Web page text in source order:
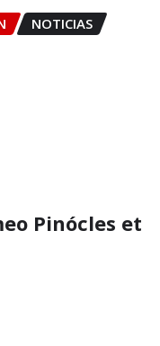
NOTICIAS
Pinócles et